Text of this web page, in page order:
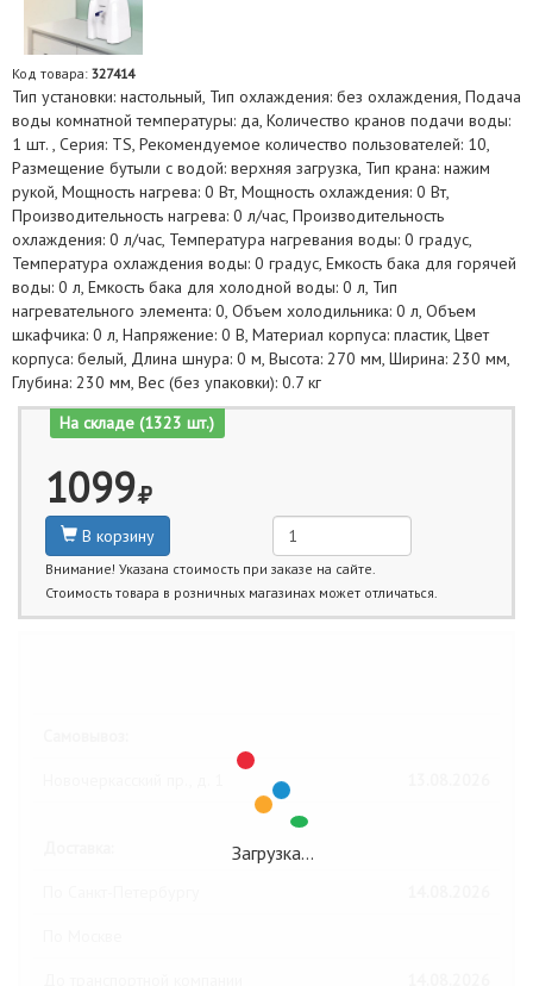
Код товара: 327414
Тип установки: настольный, Тип охлаждения: без охлаждения, Подача
воды комнатной температуры: да, Количество кранов подачи воды:
1 шт. , Серия: TS, Рекомендуемое количество пользователей: 10,
Размещение бутыли с водой: верхняя загрузка, Тип крана: нажим
рукой, Мощность нагрева: 0 Вт, Мощность охлаждения: 0 Вт,
Производительность нагрева: 0 л/час, Производительность
охлаждения: 0 л/час, Температура нагревания воды: 0 градус,
Температура охлаждения воды: 0 градус, Емкость бака для горячей
воды: 0 л, Емкость бака для холодной воды: 0 л, Тип
нагревательного элемента: 0, Объем холодильника: 0 л, Объем
шкафчика: 0 л, Напряжение: 0 В, Материал корпуса: пластик, Цвет
корпуса: белый, Длина шнура: 0 м, Высота: 270 мм, Ширина: 230 мм,
Глубина: 230 мм, Вес (без упаковки): 0.7 кг
На складе (1323 шт.)
1099
В корзину
Внимание! Указана стоимость при заказе на сайте.
Стоимость товара в розничных магазинах может отличаться.
Загрузка…